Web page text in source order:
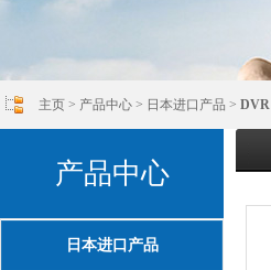
主页 > 产品中心 > 日本进口产品 > DVR
产品中心
日本进口产品